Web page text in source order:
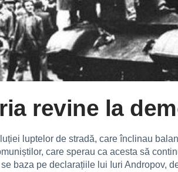
revine la
luptelor de stradă, care înclinau
care sperau ca acesta să
baza pe declarațiile lui Iuri Andropov,